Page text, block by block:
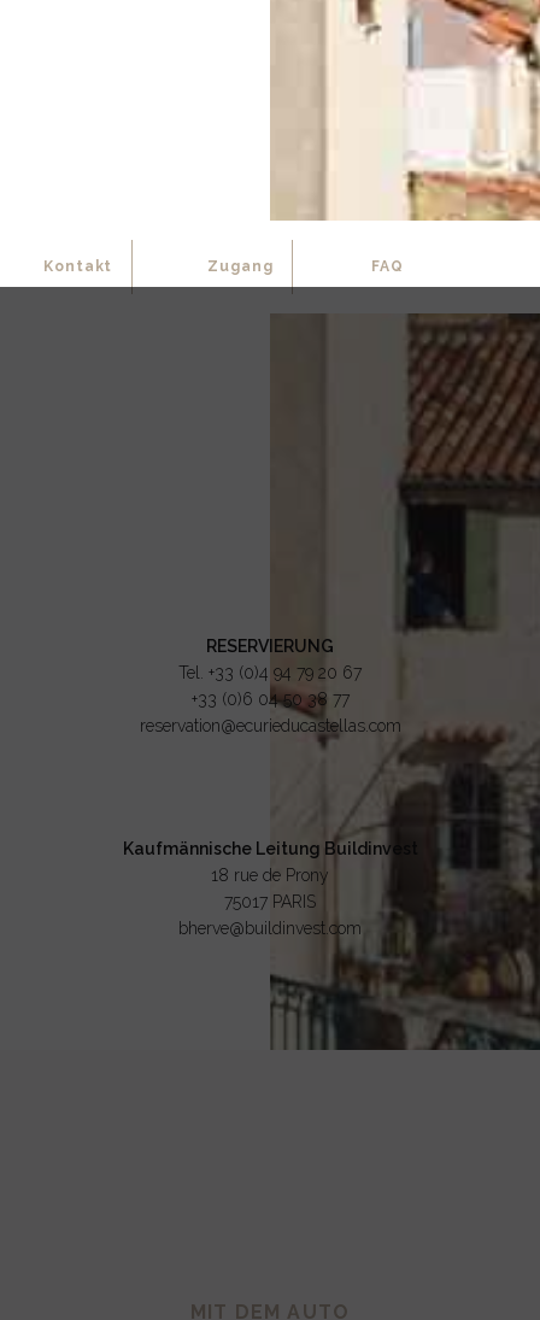
Kontakt Zugang FAQ
RESERVIERUNG
Tel. +33 (0)4 94 79 20 67
+33 (0)6 04 50 38 77
reservation@ecurieducastellas.com
Kaufmännische Leitung Buildinvest
18 rue de Prony
75017 PARIS
bherve@buildinvest.com
MIT DEM AUTO